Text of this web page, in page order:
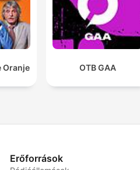
Oranje OTB GAA
Erőforrások